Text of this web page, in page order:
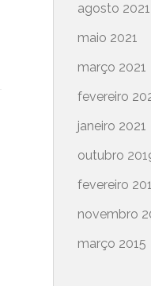
agosto 2021
maio 2021
março 2021
fevereiro
janeiro 2021
outubro
fevereiro
novembro
março 2015